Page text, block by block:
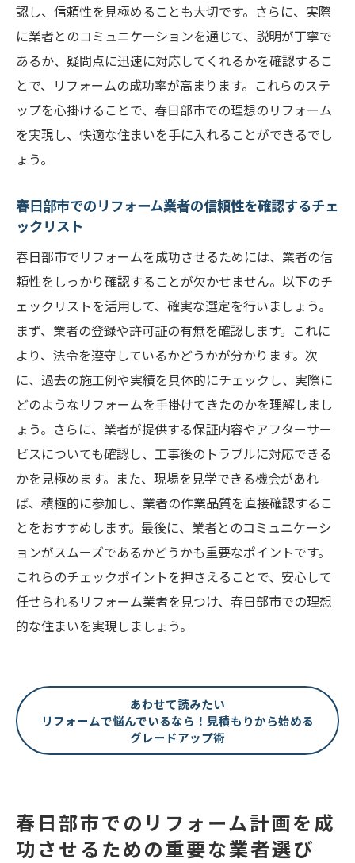
認し、信頼性を見極めることも大切です。さらに、実際
に業者とのコミュニケーションを通じて、説明が丁寧で
あるか、疑問点に迅速に対応してくれるかを確認するこ
とで、リフォームの成功率が高まります。これらのステ
ップを心掛けることで、春日部市での理想のリフォーム
を実現し、快適な住まいを手に入れることができるでし
ょう。
春日部市でのリフォーム業者の信頼性を確認するチェ
ックリスト
春日部市でリフォームを成功させるためには、業者の信
頼性をしっかり確認することが欠かせません。以下のチ
ェックリストを活用して、確実な選定を行いましょう。
まず、業者の登録や許可証の有無を確認します。これに
より、法令を遵守しているかどうかが分かります。次
に、過去の施工例や実績を具体的にチェックし、実際に
どのようなリフォームを手掛けてきたのかを理解しまし
ょう。さらに、業者が提供する保証内容やアフターサー
ビスについても確認し、工事後のトラブルに対応できる
かを見極めます。また、現場を見学できる機会があれ
ば、積極的に参加し、業者の作業品質を直接確認するこ
とをおすすめします。最後に、業者とのコミュニケーシ
ョンがスムーズであるかどうかも重要なポイントです。
これらのチェックポイントを押さえることで、安心して
任せられるリフォーム業者を見つけ、春日部市での理想
的な住まいを実現しましょう。
あわせて読みたい
リフォームで悩んでいるなら！見積もりから始める
グレードアップ術
春日部市でのリフォーム計画を成
功させるための重要な業者選び